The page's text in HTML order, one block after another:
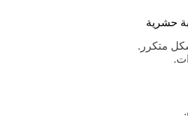
حشرية
متكرر.